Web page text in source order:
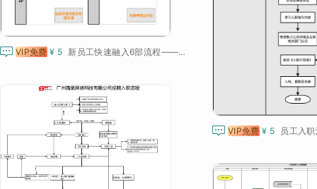
 VIP免费 ¥ 5 新员工快速融入6部流程——第六步 入职第一年
 VIP免费 ¥ 5 员工入